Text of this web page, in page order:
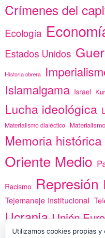
Crímenes del
Ecología
Estados Unidos
Historia obrera
Islamalgama Israel
Lucha ideológica
Materialismo dialéctico
Memoria histórica
Oriente Medio
Racismo Represión
Tejemaneje institucional
Ucrania Unión
Utilizamos cookies propias